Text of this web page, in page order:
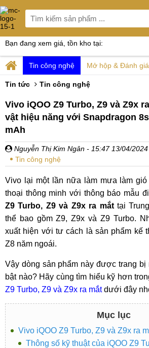
Bạn đang xem giá, tồn kho tại:
Tin công nghệ Mở hộp & Đánh giá
Tin tức Tin công nghệ
Vivo iQOO Z9 Turbo, Z9 và Z9x
vật hiệu năng với Snapdragon
mAh
Nguyễn Thị Kim Ngân - 15:47 13/04/2024
Tin công nghệ
Vivo lại một lần nữa làm mưa làm
thoại thông minh với thông báo mẫu
Z9 Turbo, Z9 và Z9x ra mắttại
thể bao gồm Z9, Z9x và Z9 Turbo.
xuất hiện với tư cách là sản phẩm kế
Z8 năm ngoái.
Vậy dòng sản phẩm này được trang bị
bật nào? Hãy cùng tìm hiểu kỹ hơn
Z9 Turbo, Z9 và Z9x ra mắtdưới đây
Mục lục
Vivo iQOO Z9 Turbo, Z9 và Z9x ra
Thông số kỹ thuật của iQOO Z9